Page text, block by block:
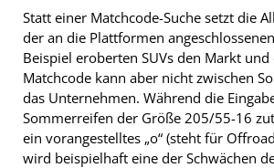
Statt einer Matchcode-Suche setzt die
der an die Plattformen
Beispiel eroberten SUVs den Markt
Matchcode kann aber nicht zwischen
das Unternehmen. Während die
Sommerreifen der Größe 205/55-16
ein vorangestelltes „o“ (steht für
wird beispielhaft eine der Schwächen